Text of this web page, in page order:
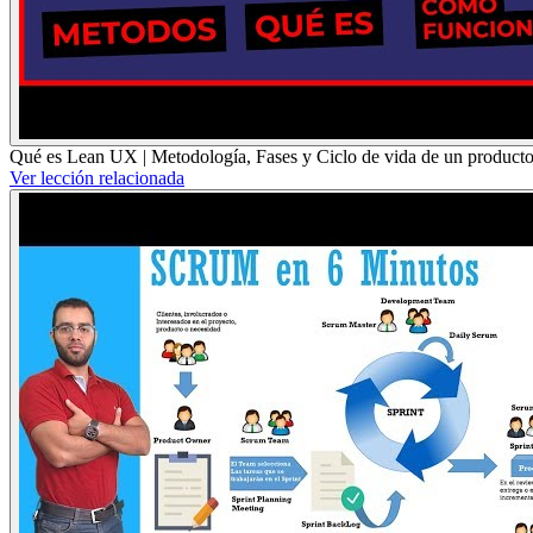
Qué es Lean UX | Metodología, Fases y Ciclo de vida de un producto
Ver lección relacionada